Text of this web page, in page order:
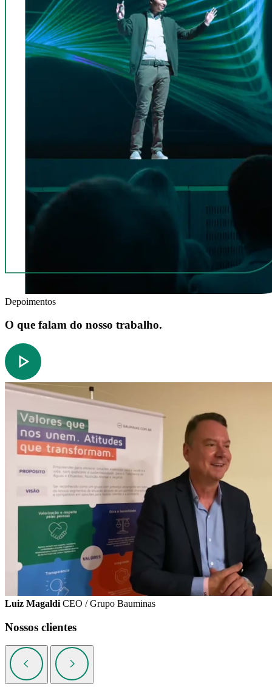
Depoimentos
O que falam do nosso trabalho.
Luiz Magaldi CEO / Grupo Bauminas
Nossos clientes